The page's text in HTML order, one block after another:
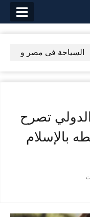
السياحة فى مصر وأفضل
الدولي تصرح
بالإسلام